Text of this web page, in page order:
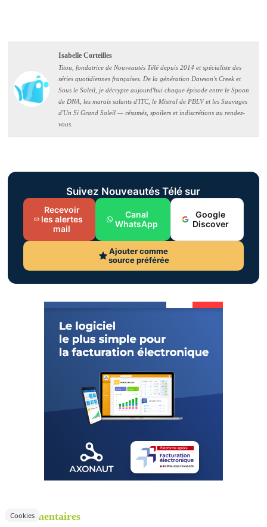
Isabelle Corteilles
Titou, fondatrice de Nouveautés Télé depuis 2014 et spécialiste des
séries quotidiennes françaises. De la génération Dawson's Creek et
Sous le Soleil, je décrypte aujourd'hui chaque épisode entre le Spoon
de DNA, les marais salants d'ITC, le Mistral de PBLV et les Sauvages
d'Un Si Grand Soleil — résumés, spoilers et indiscrétions au rendez-
vous.
Suivez Nouveautés Télé sur
Recevoir
les alertes
mail
Canal
WhatsApp
Google
Discover
Ajouter comme
source préférée
3 commentaires
Cookies